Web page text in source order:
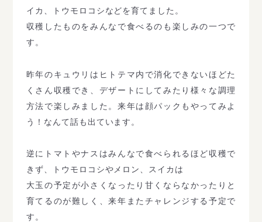
イカ、トウモロコシなどを育てました。
収穫したものをみんなで食べるのも楽しみの一つで
す。
昨年のキュウリはヒトテマ内で消化できないほどた
くさん収穫でき、デザートにしてみたり様々な調理
方法で楽しみました。来年は顔パックもやってみよ
う！なんて話も出ています。
逆にトマトやナスはみんなで食べられるほど収穫で
きず、トウモロコシやメロン、スイカは
大玉の予定が小さくなったり甘くならなかったりと
育てるのが難しく、来年またチャレンジする予定で
す。